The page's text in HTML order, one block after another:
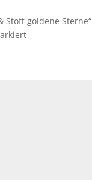
Stoff goldene Sterne“